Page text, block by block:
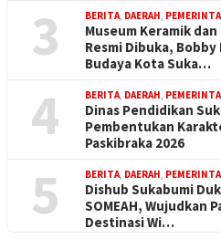
3 BERITA, DAERAH,
Museum Keramik
Resmi Dibuka,
Budaya Kota Suka…
4 BERITA, DAERAH,
Dinas Pendidikan
Pembentukan
Paskibraka 2026
5 BERITA, DAERAH,
Dishub Sukabumi
SOMEAH, Wujudkan
Destinasi Wi…